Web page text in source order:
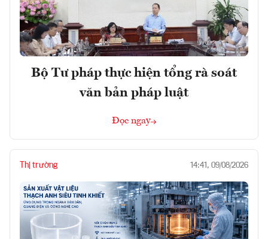
Bộ Tư pháp thực hiện tổng rà soát
văn bản pháp luật
Đọc ngay
Thị trường 14:41, 09/08/2026